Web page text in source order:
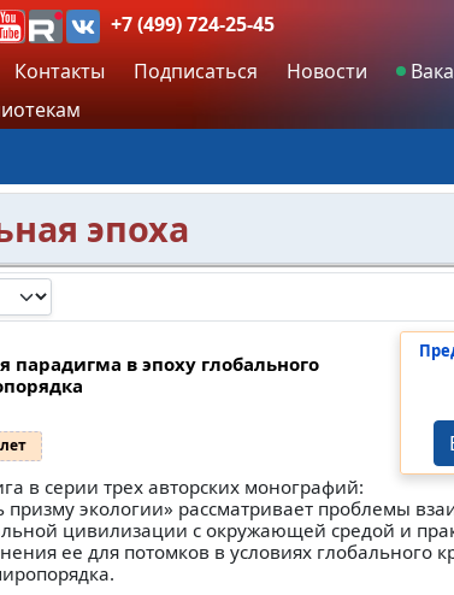
+7 (499) 724-25-45
Контакты Подписаться Новости
эпоха
парадигма в эпоху глобального
в серии трех авторских монографий:
призму экологии» рассматривает проблемы
цивилизации с окружающей средой и
ее для потомков в условиях глобального